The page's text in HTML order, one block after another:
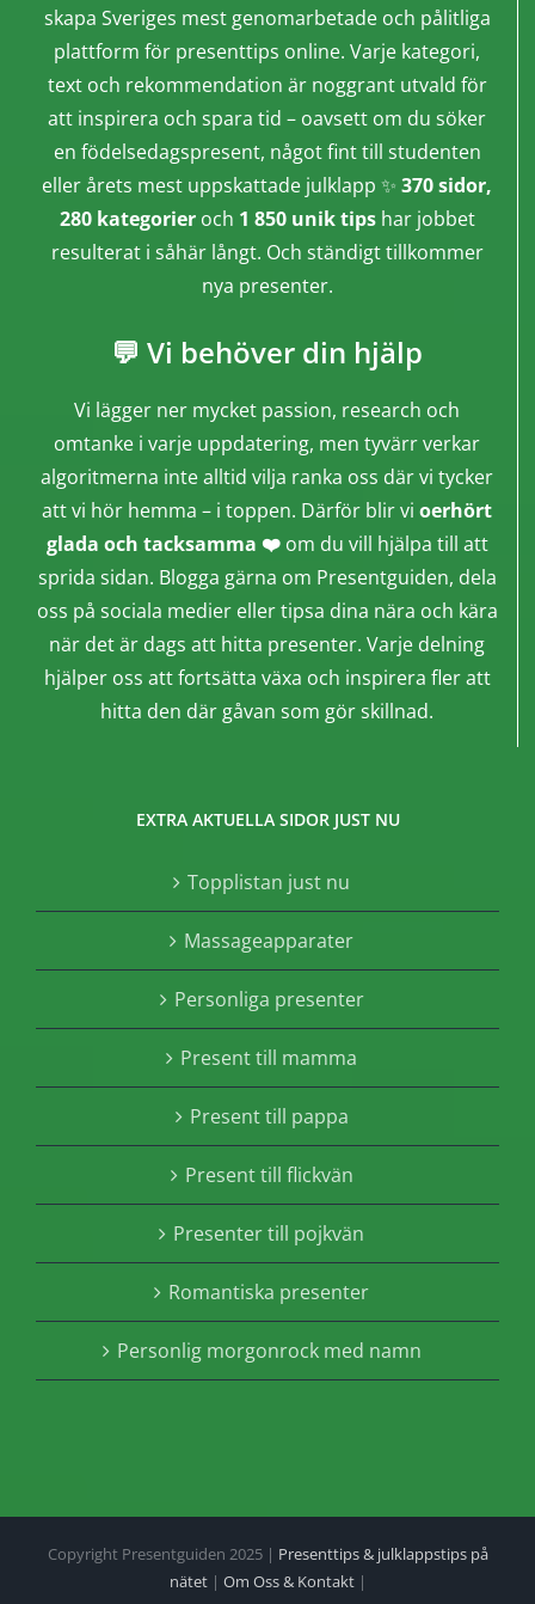
skapa Sveriges mest genomarbetade och pålitliga
plattform för presenttips online. Varje kategori,
text och rekommendation är noggrant utvald för
att inspirera och spara tid – oavsett om du söker
en födelsedagspresent, något fint till studenten
eller årets mest uppskattade julklapp ✨ 370 sidor,
280 kategorieroch 1 850 unik tipshar jobbet
resulterat i såhär långt. Och ständigt tillkommer
nya presenter.
💬 Vi behöver din hjälp
Vi lägger ner mycket passion, research och
omtanke i varje uppdatering, men tyvärr verkar
algoritmerna inte alltid vilja ranka oss där vi tycker
att vi hör hemma – i toppen. Därför blir vi oerhört
glada och tacksamma ❤️om du vill hjälpa till att
sprida sidan. Blogga gärna om Presentguiden, dela
oss på sociala medier eller tipsa dina nära och kära
när det är dags att hitta presenter. Varje delning
hjälper oss att fortsätta växa och inspirera fler att
hitta den där gåvan som gör skillnad.
EXTRA AKTUELLA SIDOR JUST NU
Topplistan just nu
Massageapparater
Personliga presenter
Present till mamma
Present till pappa
Present till flickvän
Presenter till pojkvän
Romantiska presenter
Personlig morgonrock med namn
Copyright Presentguiden 2025 | Presenttips & julklappstips på
nätet| Om Oss & Kontakt|